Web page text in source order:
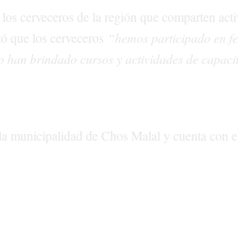
cerveceros de la región que comparten
que los cerveceros “hemos participado en
han brindado cursos y actividades de
municipalidad de Chos Malal y cuenta con